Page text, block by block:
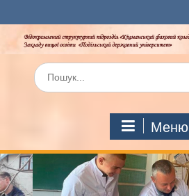
до
вмісту
Шукати:
Меню